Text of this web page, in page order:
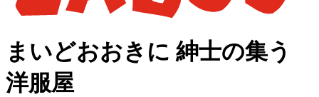
まいどおおきに 紳士の集う
洋服屋